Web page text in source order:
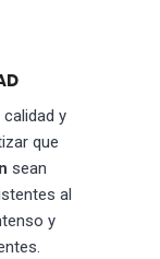
y
que
sean
al
y